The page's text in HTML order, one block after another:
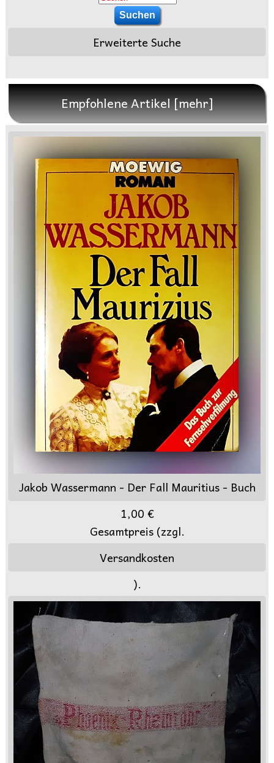
Erweiterte Suche
Empfohlene Artikel [mehr]
Jakob Wassermann - Der Fall Mauritius - Buch
1,00 €
Gesamtpreis (zzgl.
Versandkosten
).